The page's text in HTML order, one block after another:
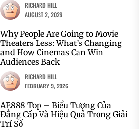
RICHARD HILL
AUGUST 2, 2026
Why People Are Going to Movie
Theaters Less: What’s Changing
and How Cinemas Can Win
Audiences Back
RICHARD HILL
FEBRUARY 9, 2026
AE888 Top – Biểu Tượng Của
Đẳng Cấp Và Hiệu Quả Trong Giải
Trí Số